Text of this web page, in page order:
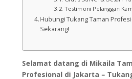
Testimoni Pelanggan
Hubungi Tukang Taman
Sekarang!
Selamat datang di Mikaila
Profesional di Jakarta –